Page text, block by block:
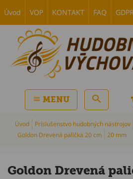
Úvod VOP KONTAKT FAQ GDPR
MENU
Úvod
Príslušenstvo hudobných nástrojov
Goldon Drevená palička 20 cm
20 mm
Goldon Drevená